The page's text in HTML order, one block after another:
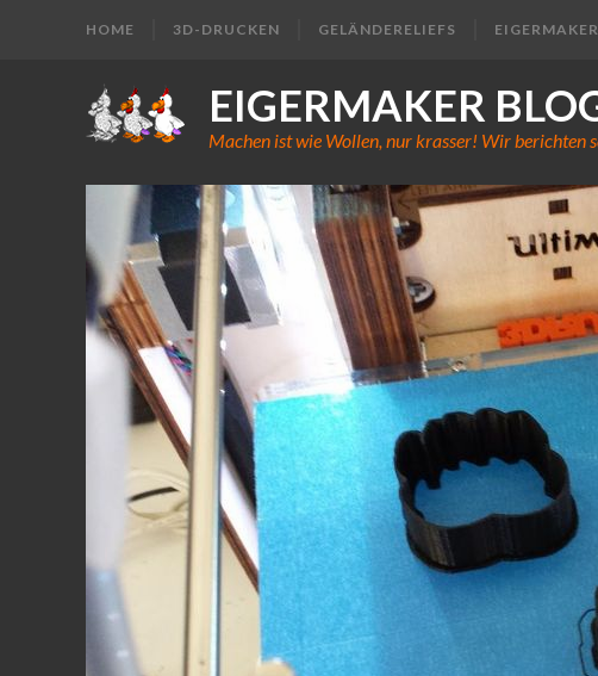
HOME 3D-DRUCKEN GELÄNDERELIEFS EIGERMAKER
EIGERMAKER
Machen ist wie Wollen, nur krasser! Wir berichten